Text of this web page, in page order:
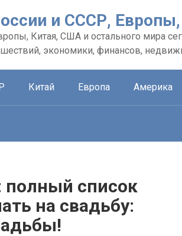
и СССР,
Китая, США и остального мира
экономики, финансов,
Китай Европа Америка
полный список
на свадьбу: